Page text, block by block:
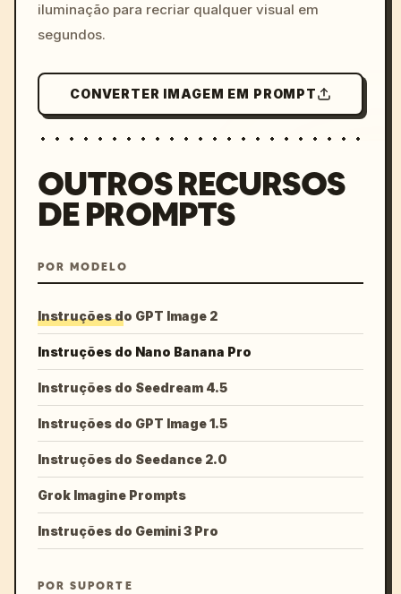
iluminação para recriar qualquer visual em
segundos.
CONVERTER IMAGEM EM PROMPT
OUTROS RECURSOS
DE PROMPTS
POR MODELO
Instruções do GPT Image 2
Instruções do Nano Banana Pro
Instruções do Seedream 4.5
Instruções do GPT Image 1.5
Instruções do Seedance 2.0
Grok Imagine Prompts
Instruções do Gemini 3 Pro
POR SUPORTE